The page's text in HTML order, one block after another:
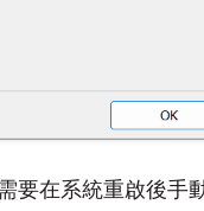
要在系統重啟後手